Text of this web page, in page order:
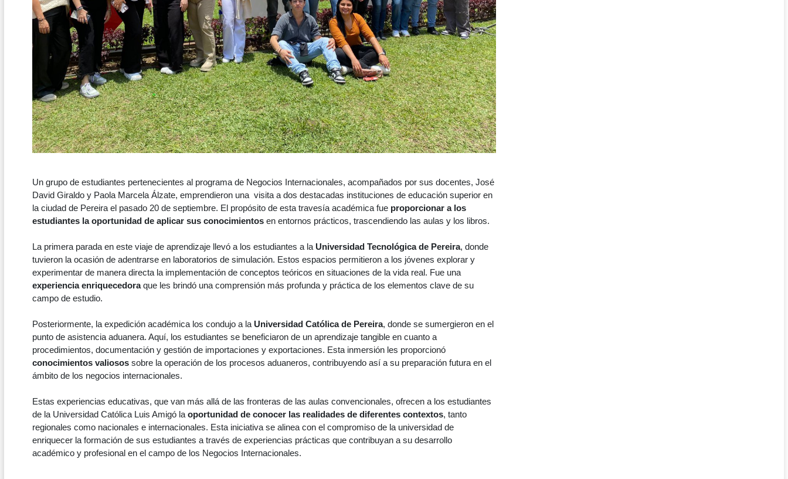
Un grupo de estudiantes pertenecientes al programa de Negocios Internacionales, acompañados por sus docentes, José
David Giraldo y Paola Marcela Álzate, emprendieron una visita a dos destacadas instituciones de educación superior en
la ciudad de Pereira el pasado 20 de septiembre. El propósito de esta travesía académica fue proporcionar a los
estudiantes la oportunidad de aplicar sus conocimientos en entornos prácticos, trascendiendo las aulas y los libros.
La primera parada en este viaje de aprendizaje llevó a los estudiantes a la Universidad Tecnológica de Pereira, donde
tuvieron la ocasión de adentrarse en laboratorios de simulación. Estos espacios permitieron a los jóvenes explorar y
experimentar de manera directa la implementación de conceptos teóricos en situaciones de la vida real. Fue una
experiencia enriquecedoraque les brindó una comprensión más profunda y práctica de los elementos clave de su
campo de estudio.
Posteriormente, la expedición académica los condujo a la Universidad Católica de Pereira, donde se sumergieron en el
punto de asistencia aduanera. Aquí, los estudiantes se beneficiaron de un aprendizaje tangible en cuanto a
procedimientos, documentación y gestión de importaciones y exportaciones. Esta inmersión les proporcionó
conocimientos valiosos sobre la operación de los procesos aduaneros, contribuyendo así a su preparación futura en el
ámbito de los negocios internacionales.
Estas experiencias educativas, que van más allá de las fronteras de las aulas convencionales, ofrecen a los estudiantes
de la Universidad Católica Luis Amigó la oportunidad de conocer las realidades de diferentes contextos, tanto
regionales como nacionales e internacionales. Esta iniciativa se alinea con el compromiso de la universidad de
enriquecer la formación de sus estudiantes a través de experiencias prácticas que contribuyan a su desarrollo
académico y profesional en el campo de los Negocios Internacionales.